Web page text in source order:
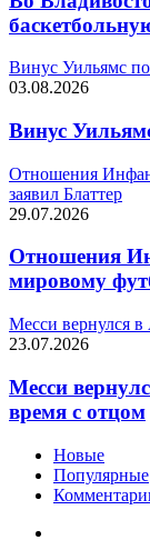
Винус Уильямс
03.08.2026
Винус
Отношения
заявил Блаттер
29.07.2026
Отношения
мировому
Месси вернулся в
23.07.2026
Месси
время с отцом
Новые
Популярные